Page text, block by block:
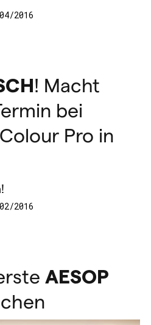
2016
! Macht
bei
Colour Pro in
2016
AESOP